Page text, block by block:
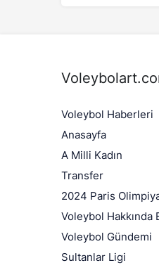
Voleybol Haberleri
Anasayfa
A Milli Kadın
Transfer
2024 Paris
Voleybol Hakkında
Voleybol Gündemi
Sultanlar Ligi